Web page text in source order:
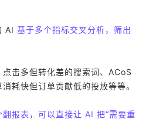
AI 基于多个指标交叉分析，筛出
击多但转化差的搜索词、ACoS
耗快但订单贡献低的投放等等。
翻报表，可以直接让 AI 把“需要重